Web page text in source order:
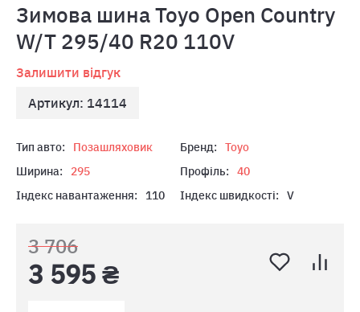
Зимова шина Toyo Open Country
W/T 295/40 R20 110V
Залишити відгук
Артикул: 14114
Тип авто: Позашляховик Бренд:
Toyo
Ширина:
295 Профіль:
40
Індекс навантаження:
110 Індекс швидкості: V
3 706
3 595 ₴